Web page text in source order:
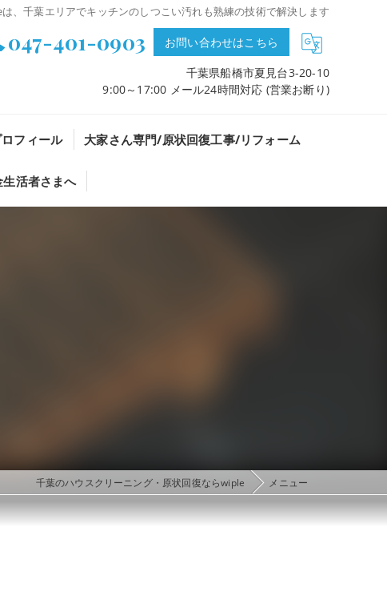
、千葉エリアでキッチンのしつこい汚れも熟練の技術で解決します
047-401-0903 お問い合わせはこちら
千葉県船橋市夏見台3-20-10
9:00～17:00 メール24時間対応 (営業お断り)
フィール 大家さん専門/原状回復工事/リフォーム
生活者さまへ
千葉のハウスクリーニング・原状回復ならwiple メニュー